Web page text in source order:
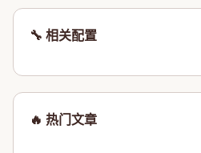
🔧 相关配置
🔥 热门文章